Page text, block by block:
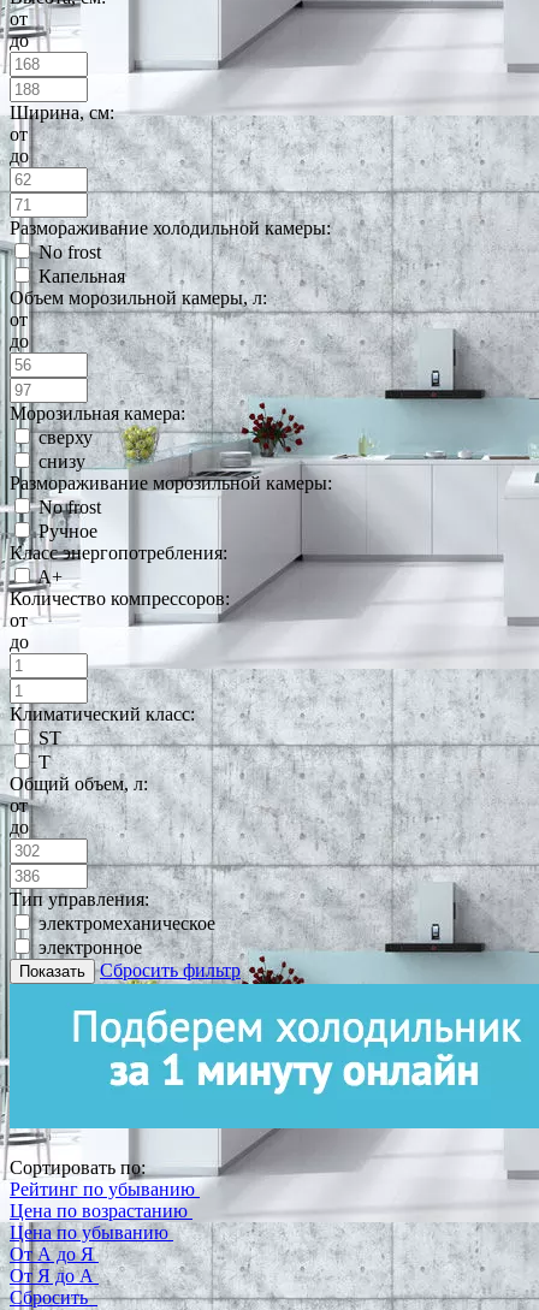
от
до
Ширина, см:
от
до
Размораживание холодильной камеры:
No frost
Капельная
Объем морозильной камеры, л:
от
до
Морозильная камера:
сверху
снизу
Размораживание морозильной камеры:
No frost
Ручное
Класс энергопотребления:
A+
Количество компрессоров:
от
до
Климатический класс:
ST
T
Общий объем, л:
от
до
Тип управления:
электромеханическое
электронное
Показать Сбросить фильтр
Сортировать по:
Рейтинг по убыванию
Цена по возрастанию
Цена по убыванию
От А до Я
От Я до А
Сбросить